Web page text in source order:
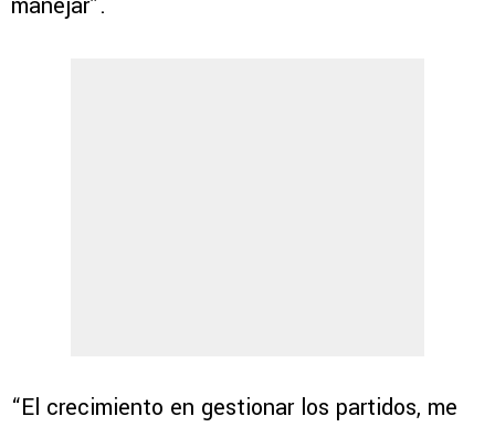
“El crecimiento en gestionar los partidos, me